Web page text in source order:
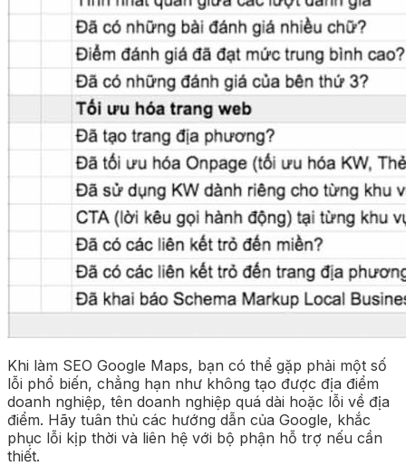
Khi làm SEO Google Maps, bạn có thể gặp phải một số
lỗi phổ biến, chẳng hạn như không tạo được địa điểm
doanh nghiệp, tên doanh nghiệp quá dài hoặc lỗi về địa
điểm. Hãy tuân thủ các hướng dẫn của Google, khắc
phục lỗi kịp thời và liên hệ với bộ phận hỗ trợ nếu cần
thiết.